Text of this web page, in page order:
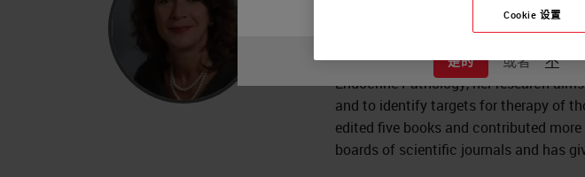
是的 或者 不
Dr. Asa is the Professor of Pathology
the Department of Laboratory
Endocrine Pathology, her research
and to identify targets for therapy of
edited five books and contributed
boards of scientific journals and has
Cookie 设置